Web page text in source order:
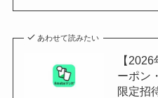
あわせて読みたい
【
ーポン
限定招